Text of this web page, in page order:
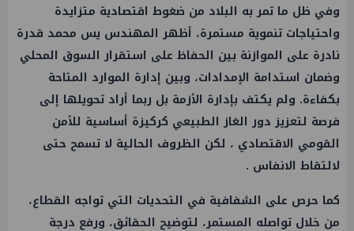
وفي ظل ما تمر به البلاد من ضغوط اقتصادية متزايدة
واحتياجات تنموية مستمرة، أظهر المهندس يس محمد قدرة
نادرة على الموازنة بين الحفاظ على استقرار السوق المحلي
وضمان استدامة الإمدادات، وبين إدارة الموارد المتاحة
بكفاءة. ولم يكتف بإدارة الأزمة بل ربما أراد تحويلها إلى
فرصة لتعزيز دور الغاز الطبيعي كركيزة أساسية للأمن
القومي الاقتصادي ، لكن الظروف الحالية لا تسمح حتى
لالتقاط الانفاس .
كما حرص على الشفافية في التحديات التي تواجه القطاع،
من خلال تواصله المستمر، لتوضيح الحقائق، ورفع درجة